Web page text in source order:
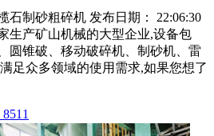
石制砂粗碎机 发布日期： 22:06:30
生产矿山机械的大型企业,设备包
圆锥破、移动破碎机、制砂机、雷
足众多领域的使用需求,如果您想了